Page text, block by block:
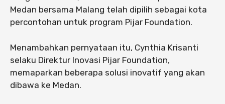
Medan bersama Malang telah dipilih sebagai kota
percontohan untuk program Pijar Foundation.
Menambahkan pernyataan itu, Cynthia Krisanti
selaku Direktur Inovasi Pijar Foundation,
memaparkan beberapa solusi inovatif yang akan
dibawa ke Medan.